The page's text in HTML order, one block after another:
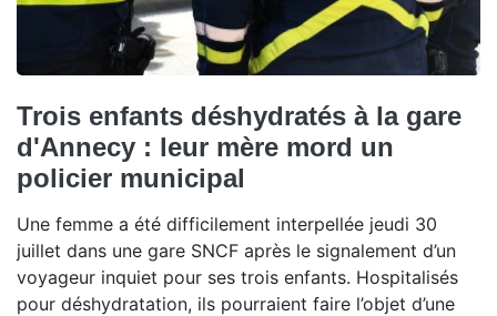
Trois enfants déshydratés à la gare
d'Annecy : leur mère mord un
policier municipal
Une femme a été difficilement interpellée jeudi 30
juillet dans une gare SNCF après le signalement d’un
voyageur inquiet pour ses trois enfants. Hospitalisés
pour déshydratation, ils pourraient faire l’objet d’une